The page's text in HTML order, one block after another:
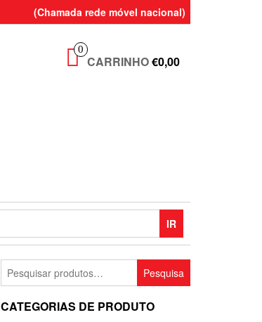
(Chamada rede móvel nacional)
0
CARRINHO€0,00
IR
Pesquisar
por:
Pesquisa
CATEGORIAS DE PRODUTO